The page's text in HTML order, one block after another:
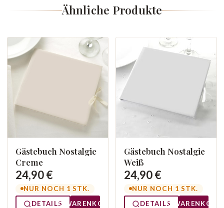
Ähnliche Produkte
Gästebuch Nostalgie
Creme
24,90 €
NUR NOCH 1 STK.
DETAILS
WARENKORB
Gästebuch Nostalgie
Weiß
24,90 €
NUR NOCH 1 STK.
DETAILS
WARENKORB